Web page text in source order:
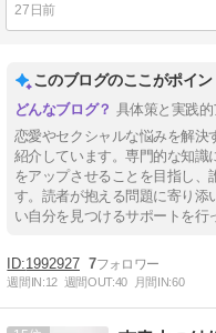
27日前
このブログのここがポイン
具体策と実践
恋愛やセクシャルな悩みを解決
紹介しています。専門的な知識
をアップさせることを目指し、
す。読者が抱える問題に寄り添
い自分を見つけるサポートを行
1992927 7
週間IN:12 週間OUT:40 月間IN:60